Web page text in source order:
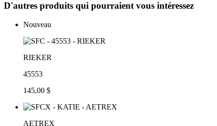
D'autres produits qui pourraient vous intéressez
Nouveau
RIEKER
45553
145,00 $
AETREX